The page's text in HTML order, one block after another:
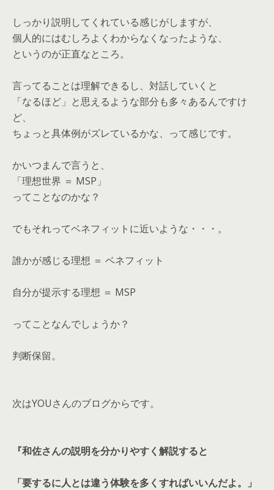
しっかり説明してくれている感じがしますが、
個人的にはむしろよくわからなくなったような、
というのが正直なところ。
言ってることは理解できるし、対話していくと
「なるほど」と思えるような部分も多々あるんですけ
ど、
ちょっと具体例がズレているかな、って感じです。
かいつまんで言うと、
「理想世界 ＝ MSP」
ってことなのかな？
でもそれってベネフィットに近いような・・・。
誰かが感じる理想 ＝ ベネフィット
自分が提示する理想 ＝ MSP
ってことなんでしょうか？
判断保留。
次はYOUさんのブログからです。
『和佐さんの説明を分かりやすく解説すると
「要するに人とは違う体験を多くすればいいんだよ。」